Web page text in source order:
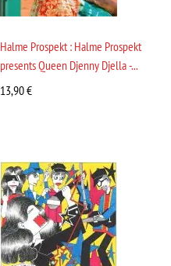
Halme Prospekt : Halme Prospekt
presents Queen Djenny Djella -...
13,90€